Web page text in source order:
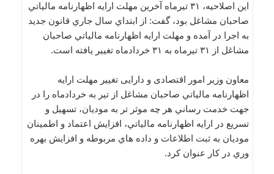
اين اصلاحيه، ۳۱ تيرماه آخرين مهلت ارايه اظهارنامه مالياتي
صاحبان مشاغل بود، گفت: از ابتداي سال جاري قانون جديد
به اجرا در آمده و مهلت ارايه اظهارنامه مالياتي صاحبان
مشاغل از ۳۱ تيرماه به ۳۱ خردادماه تغيير يافته است.
معاون وزیر امور اقتصادی و دارایی تغيير مهلت ارايه
اظهارنامه مالياتي صاحبان مشاغل از تير به خردادماه را در
جهت خدمت رساني هر چه موثر تر به موديان، تسهيل و
تسريع در ارايه اظهارنامه مالياتي، افزايش اعتماد و اطمينان
موديان به ثبت اطلاعات و داده هاي مربوطه و افزايش بهره
وري در کار عنوان کرد.